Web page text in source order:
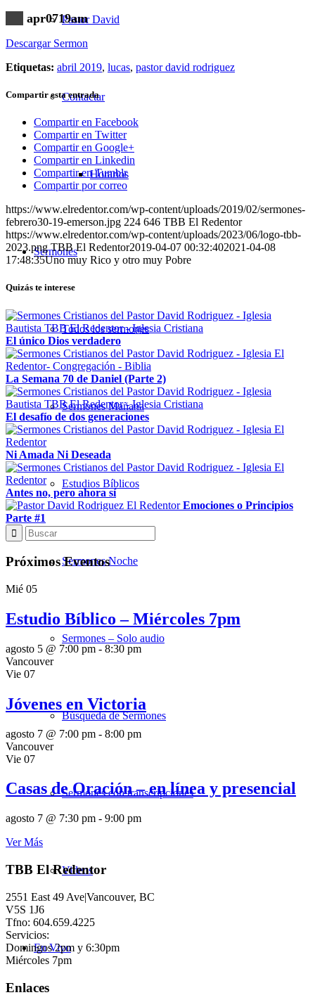
Pastor David
Contactar
Horarios
Sermones
Todos los sermones
Sermones Mañana
Estudios Bíblicos
Sermones Noche
Sermones – Solo audio
Búsqueda de Sermones
Sermones con transcripciones
Videos
En Vivo
apr0719am
Descargar Sermon
Etiquetas: abril 2019, lucas, pastor david rodriguez
Compartir esta entrada
Compartir en Facebook
Compartir en Twitter
Compartir en Google+
Compartir en Linkedin
Compartir en Tumblr
Compartir por correo
https://www.elredentor.com/wp-content/uploads/2019/02/sermones-
febrero30-19-emerson.jpg 224 646 TBB El Redentor
https://www.elredentor.com/wp-content/uploads/2023/06/logo-tbb-
2023.png TBB El Redentor2019-04-07 00:32:402021-04-08
17:48:35Uno muy Rico y otro muy Pobre
Quizás te interese
El único Dios verdadero
La Semana 70 de Daniel (Parte 2)
El desafío de dos generaciones
Ni Amada Ni Deseada
Antes no, pero ahora sí
Emociones o Principios
Parte #1
Próximos Eventos
Mié 05
Estudio Bíblico – Miércoles 7pm
agosto 5 @ 7:00 pm - 8:30 pm
Vancouver
Vie 07
Jóvenes en Victoria
agosto 7 @ 7:00 pm - 8:00 pm
Vancouver
Vie 07
Casas de Oración – en línea y presencial
agosto 7 @ 7:30 pm - 9:00 pm
Ver Más
TBB El Redentor
2551 East 49 Ave|Vancouver, BC
V5S 1J6
Tfno: 604.659.4225
Servicios:
Domingos 2pm y 6:30pm
Miércoles 7pm
Enlaces